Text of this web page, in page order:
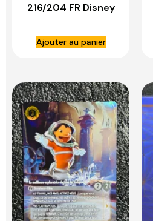
216/204 FR Disney
Ajouter au panier